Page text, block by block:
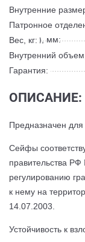
Внутренние
мм:
Патронное
(ВхШхГ), мм:
Вес, кг:
Внутренний
Гарантия:
ОПИСАНИЕ:
Предназначен для
Сейфы
правительства
регулированию
к нему на
14.07.2003.
Устойчивость к